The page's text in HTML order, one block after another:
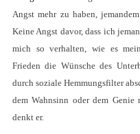
Angst mehr zu haben,
Keine Angst davor, dass ich
mich so verhalten, wie es
Frieden die Wünsche des
durch soziale Hemmungsfilter
dem Wahnsinn oder dem Genie
denkt er.